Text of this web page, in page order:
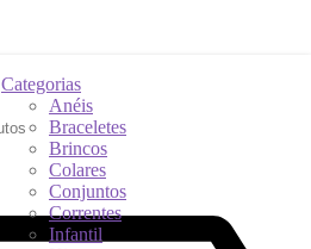
Categorias
Anéis
Braceletes
Brincos
Colares
Conjuntos
Correntes
Infantil